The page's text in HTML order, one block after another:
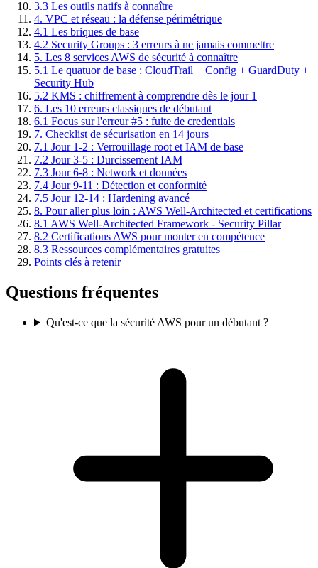
3.3 Les outils natifs à connaître
4. VPC et réseau : la défense périmétrique
4.1 Les briques de base
4.2 Security Groups : 3 erreurs à ne jamais commettre
5. Les 8 services AWS de sécurité à connaître
5.1 Le quatuor de base : CloudTrail + Config + GuardDuty +
Security Hub
5.2 KMS : chiffrement à comprendre dès le jour 1
6. Les 10 erreurs classiques de débutant
6.1 Focus sur l'erreur #5 : fuite de credentials
7. Checklist de sécurisation en 14 jours
7.1 Jour 1-2 : Verrouillage root et IAM de base
7.2 Jour 3-5 : Durcissement IAM
7.3 Jour 6-8 : Network et données
7.4 Jour 9-11 : Détection et conformité
7.5 Jour 12-14 : Hardening avancé
8. Pour aller plus loin : AWS Well-Architected et certifications
8.1 AWS Well-Architected Framework - Security Pillar
8.2 Certifications AWS pour monter en compétence
8.3 Ressources complémentaires gratuites
Points clés à retenir
Questions fréquentes
Qu'est-ce que la sécurité AWS pour un débutant ?